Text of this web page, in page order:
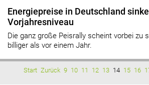
Energiepreise in Deutschland
Vorjahresniveau
Die ganz große Peisrally scheint vorbei zu
billiger als vor einem Jahr.
Start Zurück 9 10 11 12 13 14 15 16